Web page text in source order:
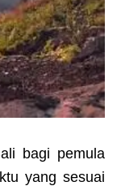
bagi pemula
yang sesuai